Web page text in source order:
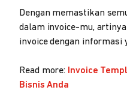
Dengan memastikan
dalam invoice-mu,
invoice dengan informasi
Read more:
Invoice
Bisnis Anda